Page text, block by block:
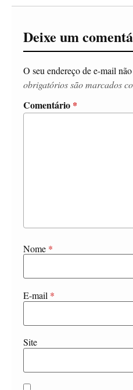
Deixe um
O seu endereço de e-mail
obrigatórios são marcados
Comentário *
Nome *
E-mail *
Site